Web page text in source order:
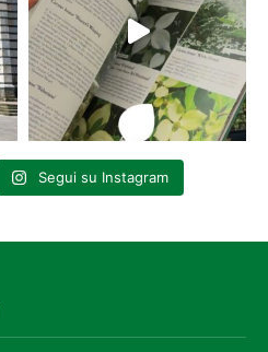
Segui su Instagram